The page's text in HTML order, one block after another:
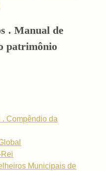
. Manual de
patrimônio
Compêndio da
Municipais de